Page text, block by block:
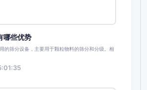
哪些优势
筛分设备，主要用于颗粒物料的筛分和分级。相